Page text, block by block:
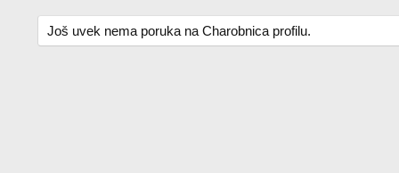
Još uvek nema poruka na Charobnica profilu.